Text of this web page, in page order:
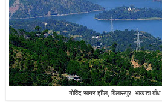
गोविंद सागर झील, बिलासपुर, भाखडा